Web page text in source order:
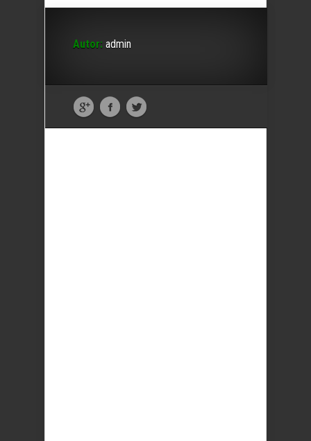
Autor: admin